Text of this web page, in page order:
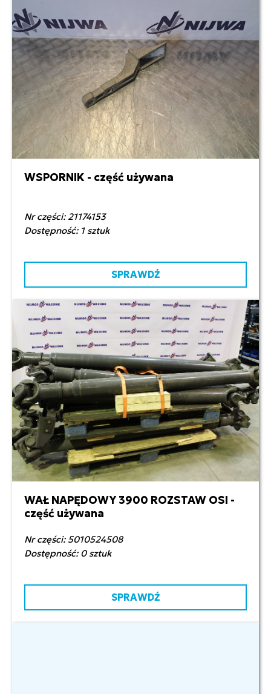
250,00 zł netto
WSPORNIK - część używana
Nr części: 21174153
Dostępność: 1 sztuk
SPRAWDŹ
1 500,00 zł netto
WAŁ NAPĘDOWY 3900 ROZSTAW OSI -
część używana
Nr części: 5010524508
Dostępność: 0 sztuk
SPRAWDŹ